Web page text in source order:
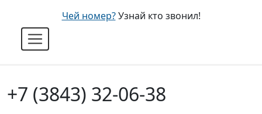
Чей номер? Узнай кто звонил!
+7 (3843) 32-06-38